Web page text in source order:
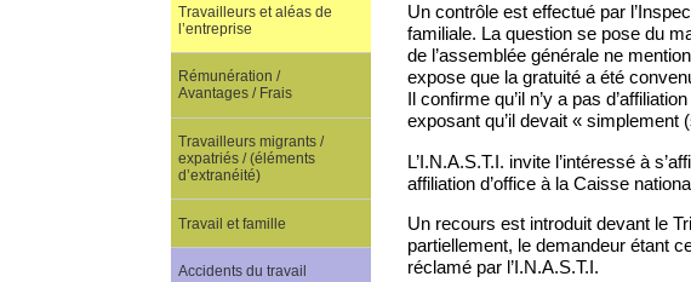
Un contrôle est effectué par
familiale. La question se pose du
de l’assemblée générale ne
expose que la gratuité a été
Il confirme qu’il n’y a pas
exposant qu’il devait « simplement
L’I.N.A.S.T.I. invite l’intéressé à
affiliation d’office à la Caisse
Un recours est introduit devant le
partiellement, le demandeur étant
réclamé par l’I.N.A.S.T.I.
Travailleurs et aléas de
l’entreprise
Rémunération /
Avantages / Frais
Travailleurs migrants /
expatriés / (éléments
d’extranéité)
Travail et famille
Accidents du travail